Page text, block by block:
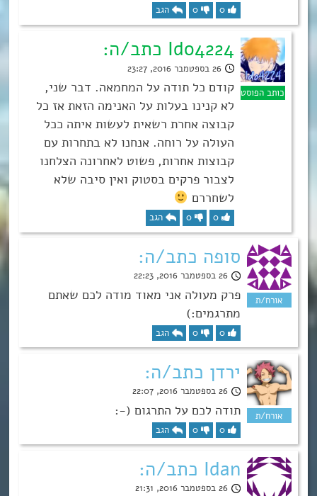
0
0 הגב
Ido4224 כתב/ה:
26 בספטמבר 2016, 23:27
קודם כל תודה על המחמאה. דבר שני,
לא קנינו בעלות על האנימה הזאת אז כל
קבוצה אחרת רשאית לעשות איתה ככל
העולה על רוחה. אנחנו לא בתחרות עם
קבוצות אחרות, פשוט לאחרונה הצלחנו
לצבור פרקים בסטוק ואין סיבה שלא
לשחררם
0
0 הגב
סופה כתב/ה:
26 בספטמבר 2016, 22:23
פרק מעולה אני מאוד מודה לכם שאתם
מתרגמים:)
0
0 הגב
ירדן כתב/ה:
26 בספטמבר 2016, 22:07
תודה לכם על התרגום (-:
0
0 הגב
Idan כתב/ה:
26 בספטמבר 2016, 21:31